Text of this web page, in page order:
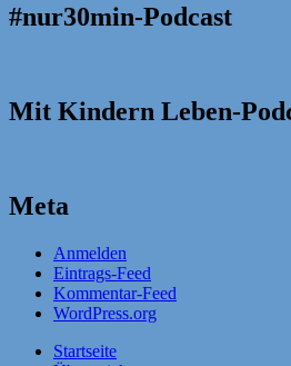
#nur30min-Podcast
Mit Kindern Leben-
Meta
Anmelden
Eintrags-Feed
Kommentar-Feed
WordPress.org
Startseite